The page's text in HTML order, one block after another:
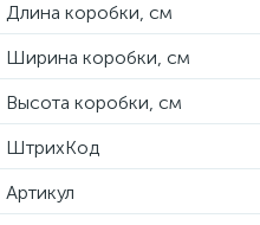
Длина коробки, см
Ширина коробки, см
Высота коробки, см
ШтрихКод
Артикул